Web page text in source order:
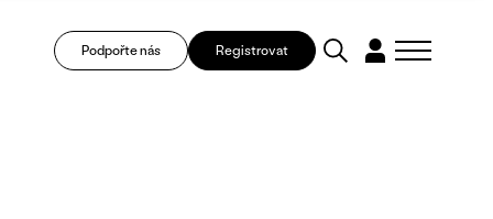
Podpořte nás Registrovat